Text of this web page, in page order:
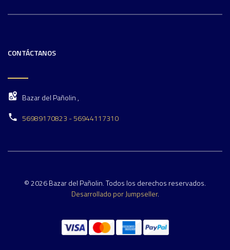
CONTÁCTANOS
Bazar del Pañolin ,
56989170823 - 56944117310
© 2026 Bazar del Pañolin. Todos los derechos reservados.
Desarrollado por Jumpseller.